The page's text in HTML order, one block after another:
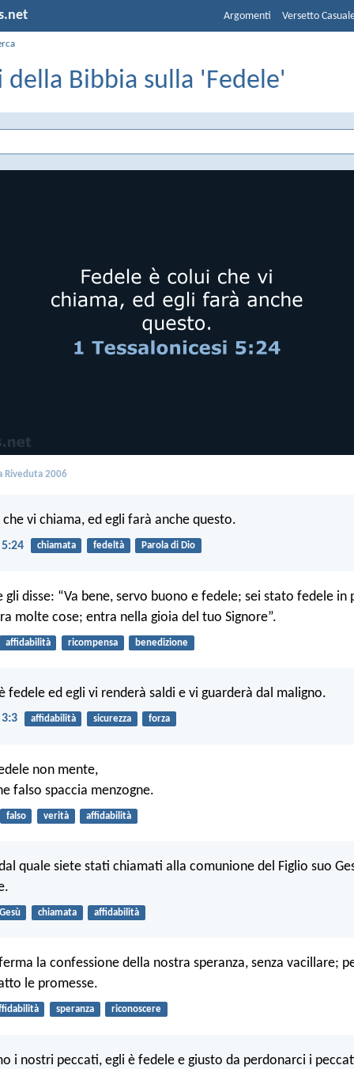
Argomenti Versetto
della Bibbia sulla 'Fedele'
Riveduta 2006
vi chiama, ed egli farà anche questo.
chiamata fedeltà Parola di Dio
gli disse: “Va bene, servo buono e fedele; sei stato fedele in
molte cose; entra nella gioia del tuo Signore”.
affidabilità ricompensa benedizione
fedele ed egli vi renderà saldi e vi guarderà dal maligno.
affidabilità sicurezza forza
non mente,
falso spaccia menzogne.
falso verità affidabilità
quale siete stati chiamati alla comunione del Figlio suo
chiamata affidabilità
la confessione della nostra speranza, senza vacillare;
le promesse.
speranza riconoscere
i nostri peccati, egli è fedele e giusto da perdonarci i